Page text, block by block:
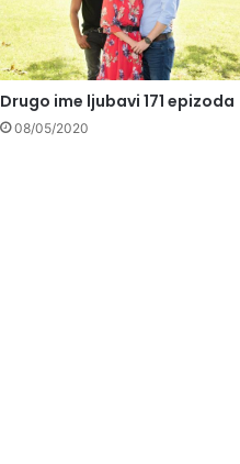
Drugo ime ljubavi 171 epizoda
08/05/2020